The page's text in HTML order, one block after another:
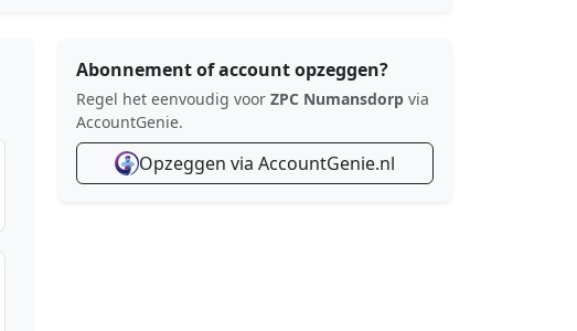
Abonnement of account opzeggen?
Regel het eenvoudig voor ZPC Numansdorp via
AccountGenie.
Opzeggen via AccountGenie.nl